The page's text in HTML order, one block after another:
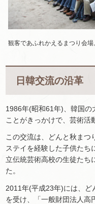
観客であふれかえるまつり会場
日韓交流の沿革
1986年(昭和61年)、韓国の
ことがきっかけで、芸術活
この交流は、どんと秋まつ
ステイを経験した子供たち
立伝統芸術高校の生徒たち
た。
2011年(平成23年)には、ど
を受け、「一般財団法人高